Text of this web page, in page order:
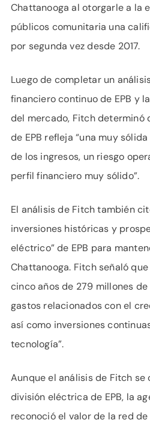
Chattanooga al otorgarle a la
públicos comunitaria una
por segunda vez desde 2017.
Luego de completar un
financiero continuo de EPB y
del mercado, Fitch determinó
de EPB refleja “una muy
de los ingresos, un riesgo
perfil financiero muy sólido”.
El análisis de Fitch también
inversiones históricas y
eléctrico” de EPB para
Chattanooga. Fitch señaló
cinco años de 279 millones
gastos relacionados con el
así como inversiones
tecnología”.
Aunque el análisis de Fitch
división eléctrica de EPB, la
reconoció el valor de la red